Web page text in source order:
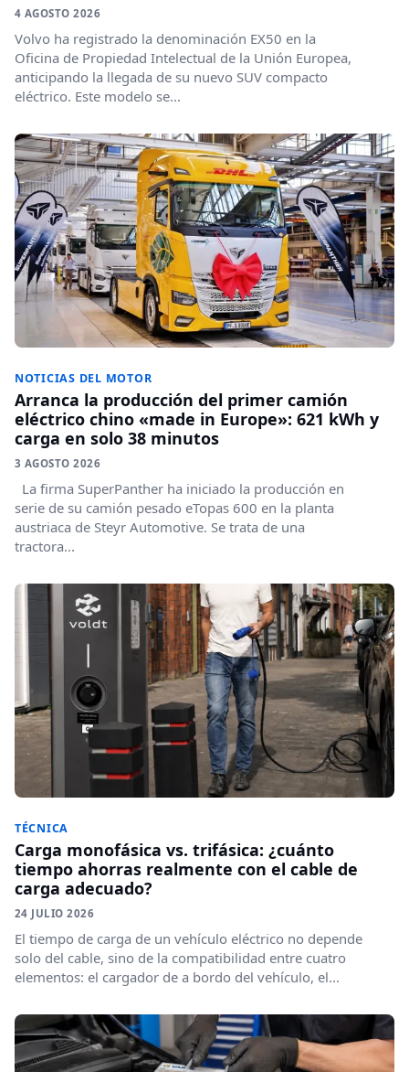
4 AGOSTO 2026
Volvo ha registrado la denominación EX50 en la
Oficina de Propiedad Intelectual de la Unión Europea,
anticipando la llegada de su nuevo SUV compacto
eléctrico. Este modelo se...
NOTICIAS DEL MOTOR
Arranca la producción del primer camión
eléctrico chino «made in Europe»: 621 kWh y
carga en solo 38 minutos
3 AGOSTO 2026
La firma SuperPanther ha iniciado la producción en
serie de su camión pesado eTopas 600 en la planta
austriaca de Steyr Automotive. Se trata de una
tractora...
TÉCNICA
Carga monofásica vs. trifásica: ¿cuánto
tiempo ahorras realmente con el cable de
carga adecuado?
24 JULIO 2026
El tiempo de carga de un vehículo eléctrico no depende
solo del cable, sino de la compatibilidad entre cuatro
elementos: el cargador de a bordo del vehículo, el...